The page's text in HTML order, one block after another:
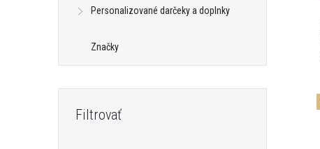
Personalizované darčeky a doplnky
Značky